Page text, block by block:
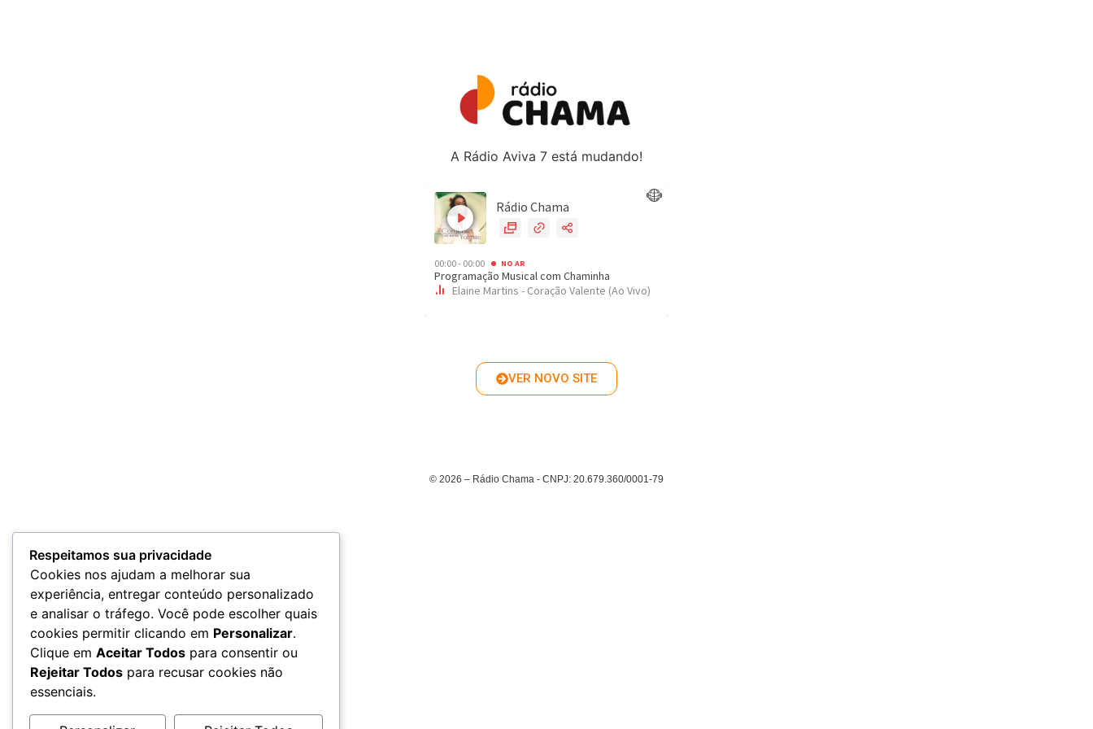
A Rádio Aviva 7 está mudando!
VER NOVO SITE
© 2026 – Rádio Chama - CNPJ: 20.679.360/0001-79
Respeitamos sua privacidade
Cookies nos ajudam a melhorar sua
experiência, entregar conteúdo personalizado
e analisar o tráfego. Você pode escolher quais
cookies permitir clicando em Personalizar.
Clique em Aceitar Todos para consentir ou
Rejeitar Todos para recusar cookies não
essenciais.